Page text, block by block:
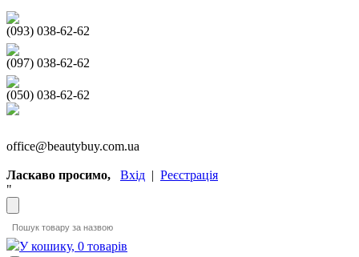
(093) 038-62-62
(097) 038-62-62
(050) 038-62-62
office@beautybuy.com.ua
Ласкаво просимо, Вхід | Реєстрація
"
У кошику, 0 товарів